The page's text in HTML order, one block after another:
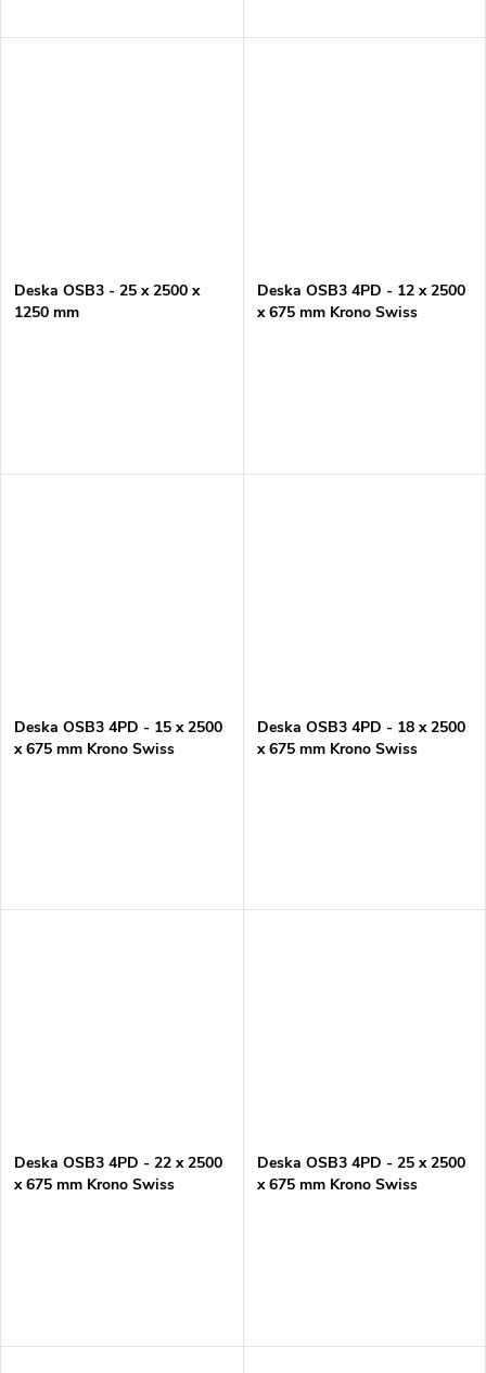
Deska OSB3 - 25 x 2500 x
1250 mm
Deska OSB3 4PD - 12 x 2500
x 675 mm Krono Swiss
Deska OSB3 4PD - 15 x 2500
x 675 mm Krono Swiss
Deska OSB3 4PD - 18 x 2500
x 675 mm Krono Swiss
Deska OSB3 4PD - 22 x 2500
x 675 mm Krono Swiss
Deska OSB3 4PD - 25 x 2500
x 675 mm Krono Swiss